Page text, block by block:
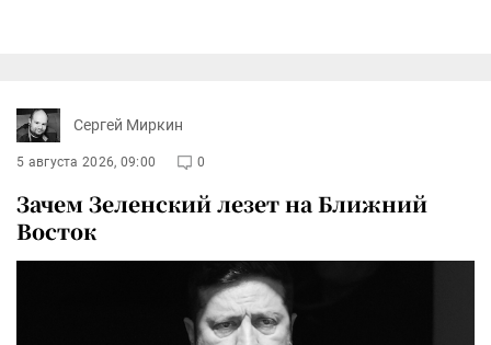
Сергей Миркин
5 августа 2026, 09:00 0
Зачем Зеленский лезет на Ближний
Восток